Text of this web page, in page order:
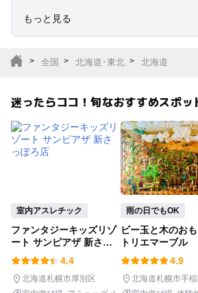
もっと見る
サファリパーク
植物園
ク
バーベ
釣り 自然景
いちご狩り 農業体
潮干狩り 社会見
全国 北海道･東北 北海道
迷ったらココ！旬なおすすめスポッ
室内アスレチック
ファンタジーキッズリゾ
ート サンピアザ 新さっ
ぽろ店
4.4
北海道札幌市厚別区
雨の日でもOK
ビー玉と木のお
トリエマーブル
4.9
北海道札幌市手